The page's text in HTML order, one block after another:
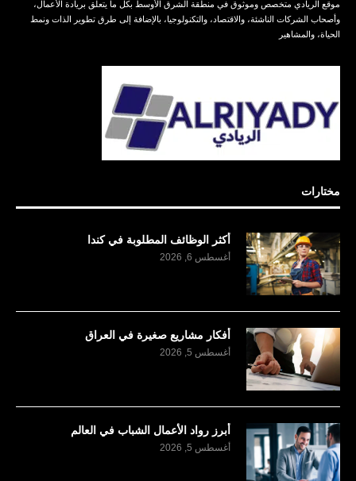
موقع الريادي متخصص وموثوق في منطقة الشرق الأوسط بكل ما يتعلق بريادة الأعمال،
وأصحاب الشركات الناشئة، والاقتصاد، والتكنولوجيا، بالإضافة إلى طرق تطوير الذات ونمط
الحياة، والمشاهير
مختارات
أكثر الوظائف المطلوبة في كندا
أغسطس 6, 2026
أفكار مشاريع صغيرة في العراق
أغسطس 5, 2026
أبرز رواد الأعمال الشباب في العالم
أغسطس 5, 2026